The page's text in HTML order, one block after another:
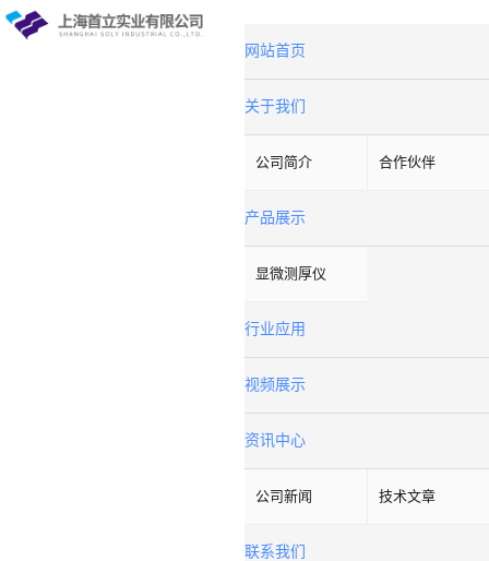
网站首页
关于我们
公司简介 合作伙伴
产品展示
显微测厚仪
行业应用
视频展示
资讯中心
公司新闻 技术文章
联系我们